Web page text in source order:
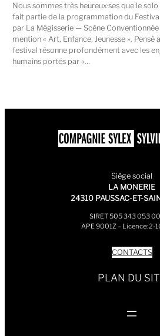
Nous sommes très heureux·ses que le
fait partie de la programmation du
par La Mégisserie — Scène
mention « Art, Enfance, Jeunesse ». Pensé
festival résonne profondément avec les
humains portés par «…
Siège social
LA MONERIE
24310 PAUSSAC-ET-
SIRET 505 343 053
APE 9001Z – Licence: 2-
CONTACTS
PLAN DU